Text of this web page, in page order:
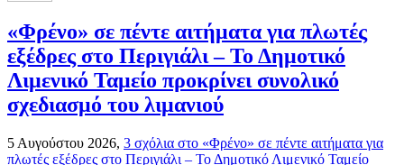
«Φρένο» σε πέντε αιτήματα για πλωτές
εξέδρες στο Περιγιάλι – Το Δημοτικό
Λιμενικό Ταμείο προκρίνει συνολικό
σχεδιασμό του λιμανιού
5 Αυγούστου 2026, 3 σχόλια στο «Φρένο» σε πέντε αιτήματα για
πλωτές εξέδρες στο Περιγιάλι – Το Δημοτικό Λιμενικό Ταμείο